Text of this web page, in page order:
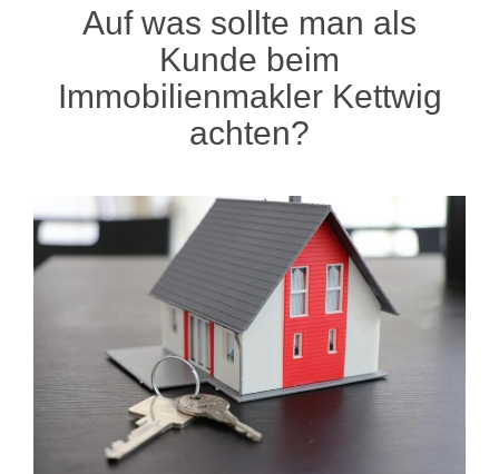
Auf was sollte man als
Kunde beim
Immobilienmakler Kettwig
achten?